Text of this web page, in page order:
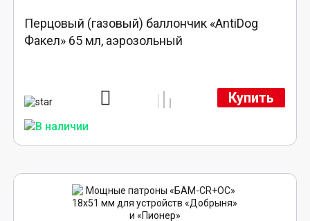
Перцовый (газовый) баллончик «AntiDog
Факел» 65 мл, аэрозольный
Купить